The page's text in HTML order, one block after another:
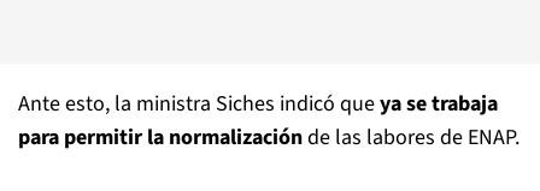
Ante esto, la ministra Siches indicó queya se trabaja
para permitir la normalizaciónde las labores de ENAP.